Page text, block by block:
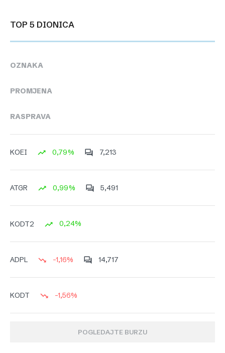
TOP 5 DIONICA
OZNAKA
PROMJENA
RASPRAVA
KOEI 0,79% 7,213
ATGR 0,99% 5,491
KODT2 0,24%
ADPL -1,16% 14,717
KODT -1,56%
POGLEDAJTE BURZU